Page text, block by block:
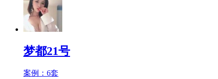
梦都21号
案例： 6套